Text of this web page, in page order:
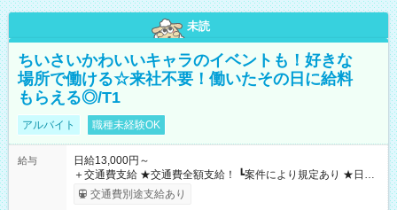
未読
ちいさいかわいいキャラのイベントも！好きな
場所で働ける☆来社不要！働いたその日に給料
もらえる◎/T1
アルバイト 職種未経験OK
給与
日給13,000円～
＋交通費支給 ★交通費全額支給！ ┗案件により規定あり ★日払
いOK！（規定あり） ┗働いたその日に現金GET♪ お仕事後はコ
ンビニATMから 日払い分を引き落とせます！ 【試用期間】試
交通費別途支給あり